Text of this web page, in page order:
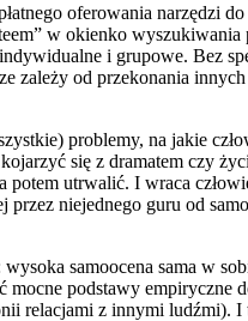
oferowania narzędzi
w okienko
i grupowe. Bez
zależy od przekonania
problemy, na jakie
się z dramatem czy
utrwalić. I wraca
niejednego guru od
samoocena sama w
podstawy
relacjami z innymi